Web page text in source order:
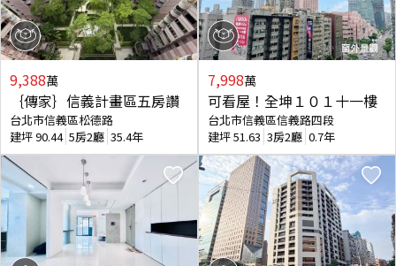
9,388萬
｛傳家｝信義計畫區五房讚
台北市信義區松德路
建坪90.44 5房2廳 35.4年
7,998萬
可看屋！全坤１０１十一樓
台北市信義區信義路四段
建坪51.63 3房2廳 0.7年